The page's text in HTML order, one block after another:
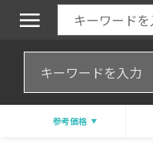
参考価格